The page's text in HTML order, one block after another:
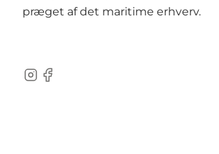
præget af det maritime erhverv.
Instagram
Facebook